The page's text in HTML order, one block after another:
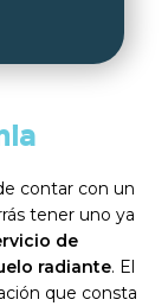
contar con un
tener uno ya
de
radiante. El
que consta